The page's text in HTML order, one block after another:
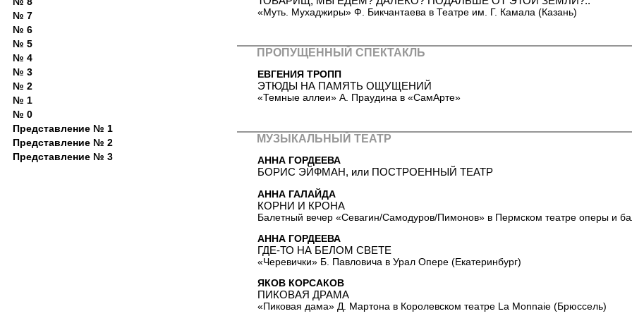
«Муть. Мухаджиры» Ф. Бикчантаева в Театре им. Г. Камала (Казань)
ПРОПУЩЕННЫЙ СПЕКТАКЛЬ
ЕВГЕНИЯ ТРОПП
ЭТЮДЫ НА ПАМЯТЬ ОЩУЩЕНИЙ
«Темные аллеи» А. Праудина в «СамАрте»
МУЗЫКАЛЬНЫЙ ТЕАТР
АННА ГОРДЕЕВА
БОРИС ЭЙФМАН, или ПОСТРОЕННЫЙ ТЕАТР
АННА ГАЛАЙДА
КОРНИ И КРОНА
Балетный вечер «Севагин/Самодуров/Пимонов» в Пермском театре оперы и
АННА ГОРДЕЕВА
ГДЕ-ТО НА БЕЛОМ СВЕТЕ
«Черевички» Б. Павловича в Урал Опере (Екатеринбург)
ЯКОВ КОРСАКОВ
ПИКОВАЯ ДРАМА
«Пиковая дама» Д. Мартона в Королевском театре La Monnaie (Брюссель)
№ 7
№ 6
№ 5
№ 4
№ 3
№ 2
№ 1
№ 0
Представление № 1
Представление № 2
Представление № 3